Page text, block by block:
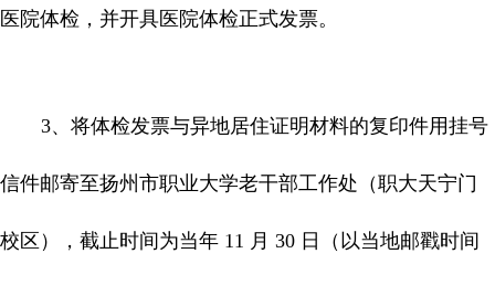
医院体检，并开具医院体检正式发票。
3、将体检发票与异地居住证明材料的复印件用挂号
信件邮寄至扬州市职业大学老干部工作处（职大天宁门
校区），截止时间为当年 11 月 30 日（以当地邮戳时间